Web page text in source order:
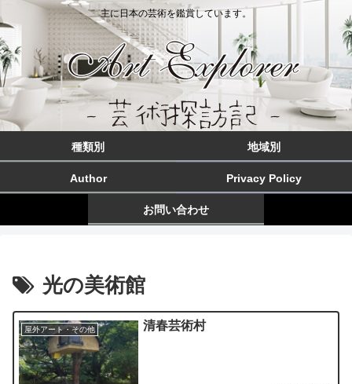
主に日本の芸術を鑑賞しています。
種類別 地域別
Author Privacy Policy
お問い合わせ
光の美術館
屋外アート・その他 清春芸術村